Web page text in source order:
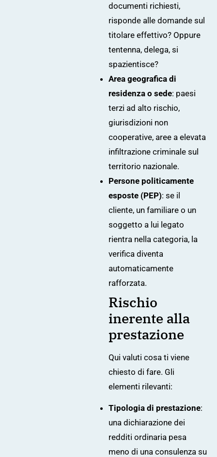
documenti richiesti,
risponde alle domande sul
titolare effettivo? Oppure
tentenna, delega, si
spazientisce?
Area geografica di
residenza o sede: paesi
terzi ad alto rischio,
giurisdizioni non
cooperative, aree a elevata
infiltrazione criminale sul
territorio nazionale.
Persone politicamente
esposte (PEP): se il
cliente, un familiare o un
soggetto a lui legato
rientra nella categoria, la
verifica diventa
automaticamente
rafforzata.
Rischio
inerente alla
prestazione
Qui valuti cosa ti viene
chiesto di fare. Gli
elementi rilevanti:
Tipologia di prestazione:
una dichiarazione dei
redditi ordinaria pesa
meno di una consulenza su